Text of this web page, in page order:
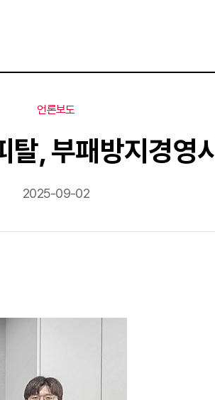
언론보도
, 부패방지경영
2025-09-02